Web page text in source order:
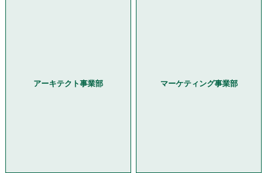
アーキテクト事業部 マーケティング事業部